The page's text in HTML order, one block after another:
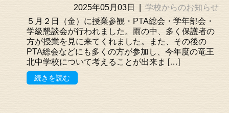
2025年05月03日
学校からのお知らせ
５月２日（金）に授業参観・PTA総会・学年部会・
学級懇談会が行われました。雨の中、多く保護者の
方が授業を見に来てくれました。また、その後の
PTA総会などにも多くの方が参加し、今年度の竜王
北中学校について考えることが出来ま […]
続きを読む